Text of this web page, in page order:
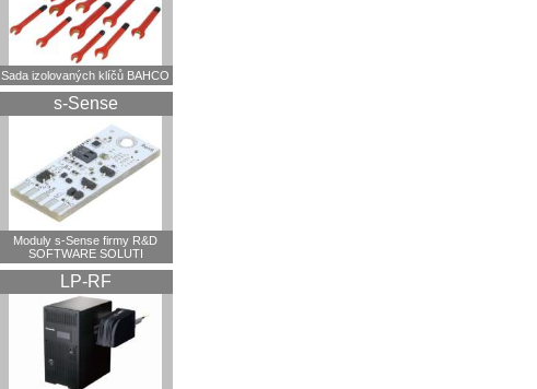
Sada izolovaných klíčů BAHCO
s-Sense
Moduly s-Sense firmy R&D
SOFTWARE SOLUTI
LP-RF